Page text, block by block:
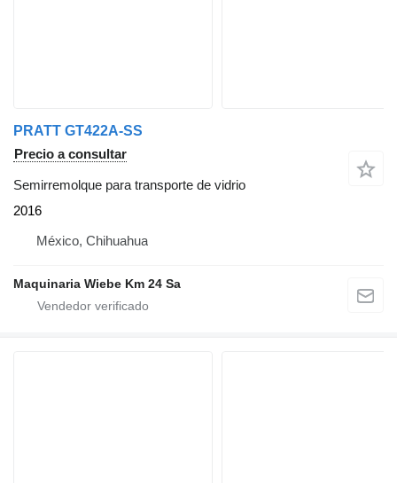
PRATT GT422A-SS
Precio a consultar
Semirremolque para transporte de vidrio
2016
México, Chihuahua
Maquinaria Wiebe Km 24 Sa